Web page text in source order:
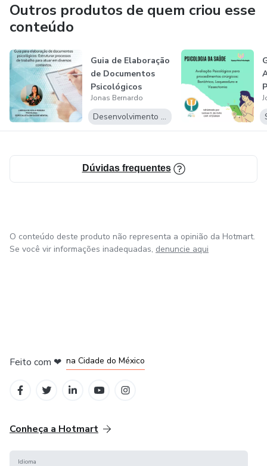
Outros produtos de quem criou esse
conteúdo
Guia de Elaboração
de Documentos
Psicológicos
Jonas Bernardo
Desenvolvimento Pessoal
Dúvidas frequentes
O conteúdo deste produto não representa a opinião da Hotmart.
Se você vir informações inadequadas, denuncie aqui
Feito com ❤ na Cidade do México
Conheça a Hotmart
Idioma